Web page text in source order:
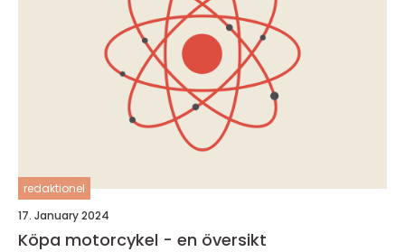
redaktionel
17. January 2024
Köpa motorcykel - en översikt